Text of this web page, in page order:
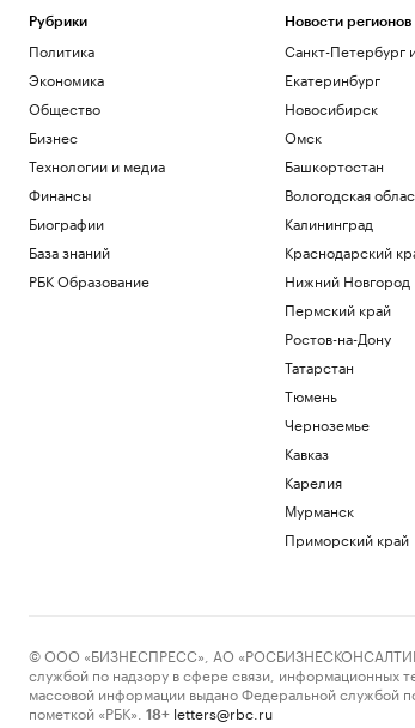
Политика
Минфин США сообщил о «взятом за
горло» Иране после «Экономической
ярости»
Политика
Зачем инвестировать в торговые
пространства на первых этажах
РБК и ПИК Серия плюс
Сенатор США назвал «выстрелом в
ногу» проект санкций против России
Политика
В вузах рассказали, как прошла одна из
«самых жарких» приемных кампаний
СКА обменял канадского легионера в
Какие улицы перекроют в Москве из-за
Мельникова назвала мерзким отказ
Рубрики
Политика
Экономика
Общество
Бизнес
Технологии и медиа
Финансы
Биографии
База знаний
РБК Образование
Новости регионов
Санкт-Петербург
Екатеринбург
Новосибирск
Омск
Башкортостан
Вологодская
Калининград
Краснодарский
Нижний Новгород
Пермский край
Ростов-на-Дону
Татарстан
Тюмень
Черноземье
Кавказ
Карелия
Мурманск
Приморский край
© ООО «БИЗНЕСПРЕСС», АО «РОСБИЗНЕСКОНСАЛТИНГ»,
службой по надзору в сфере связи, информационных
массовой информации выдано Федеральной службой
пометкой «РБК».
18+ letters@rbc.ru